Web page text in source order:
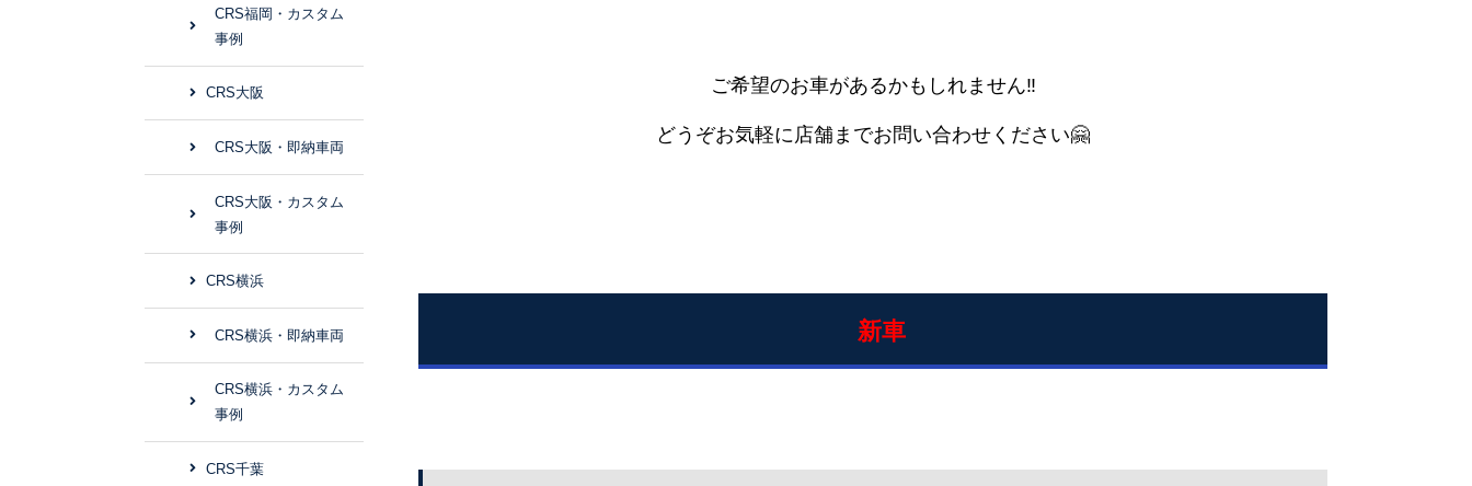
ご希望のお車があるかもしれません‼
どうぞお気軽に店舗までお問い合わせください🤗
新車
CRS福岡・カスタム
事例
CRS大阪
CRS大阪・即納車両
CRS大阪・カスタム
事例
CRS横浜
CRS横浜・即納車両
CRS横浜・カスタム
事例
CRS千葉